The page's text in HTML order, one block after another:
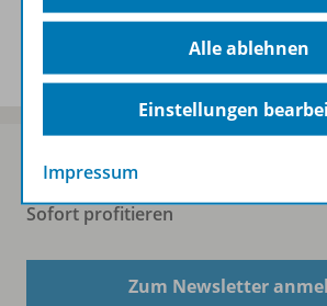
Spar-Pakete
Sofort profitieren
Zum Newsletter
Alle ablehnen
Einstellungen
Impressum